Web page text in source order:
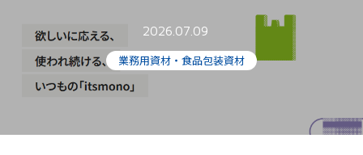
2026.07.09
業務用資材・食品包装資材